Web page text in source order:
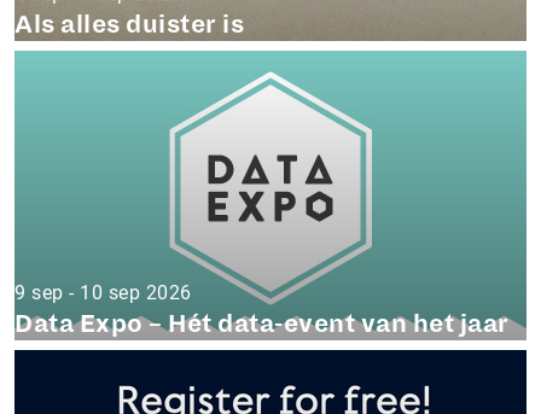
Als alles duister is
9 sep - 10 sep 2026
Data Expo – Hét data-event van het jaar